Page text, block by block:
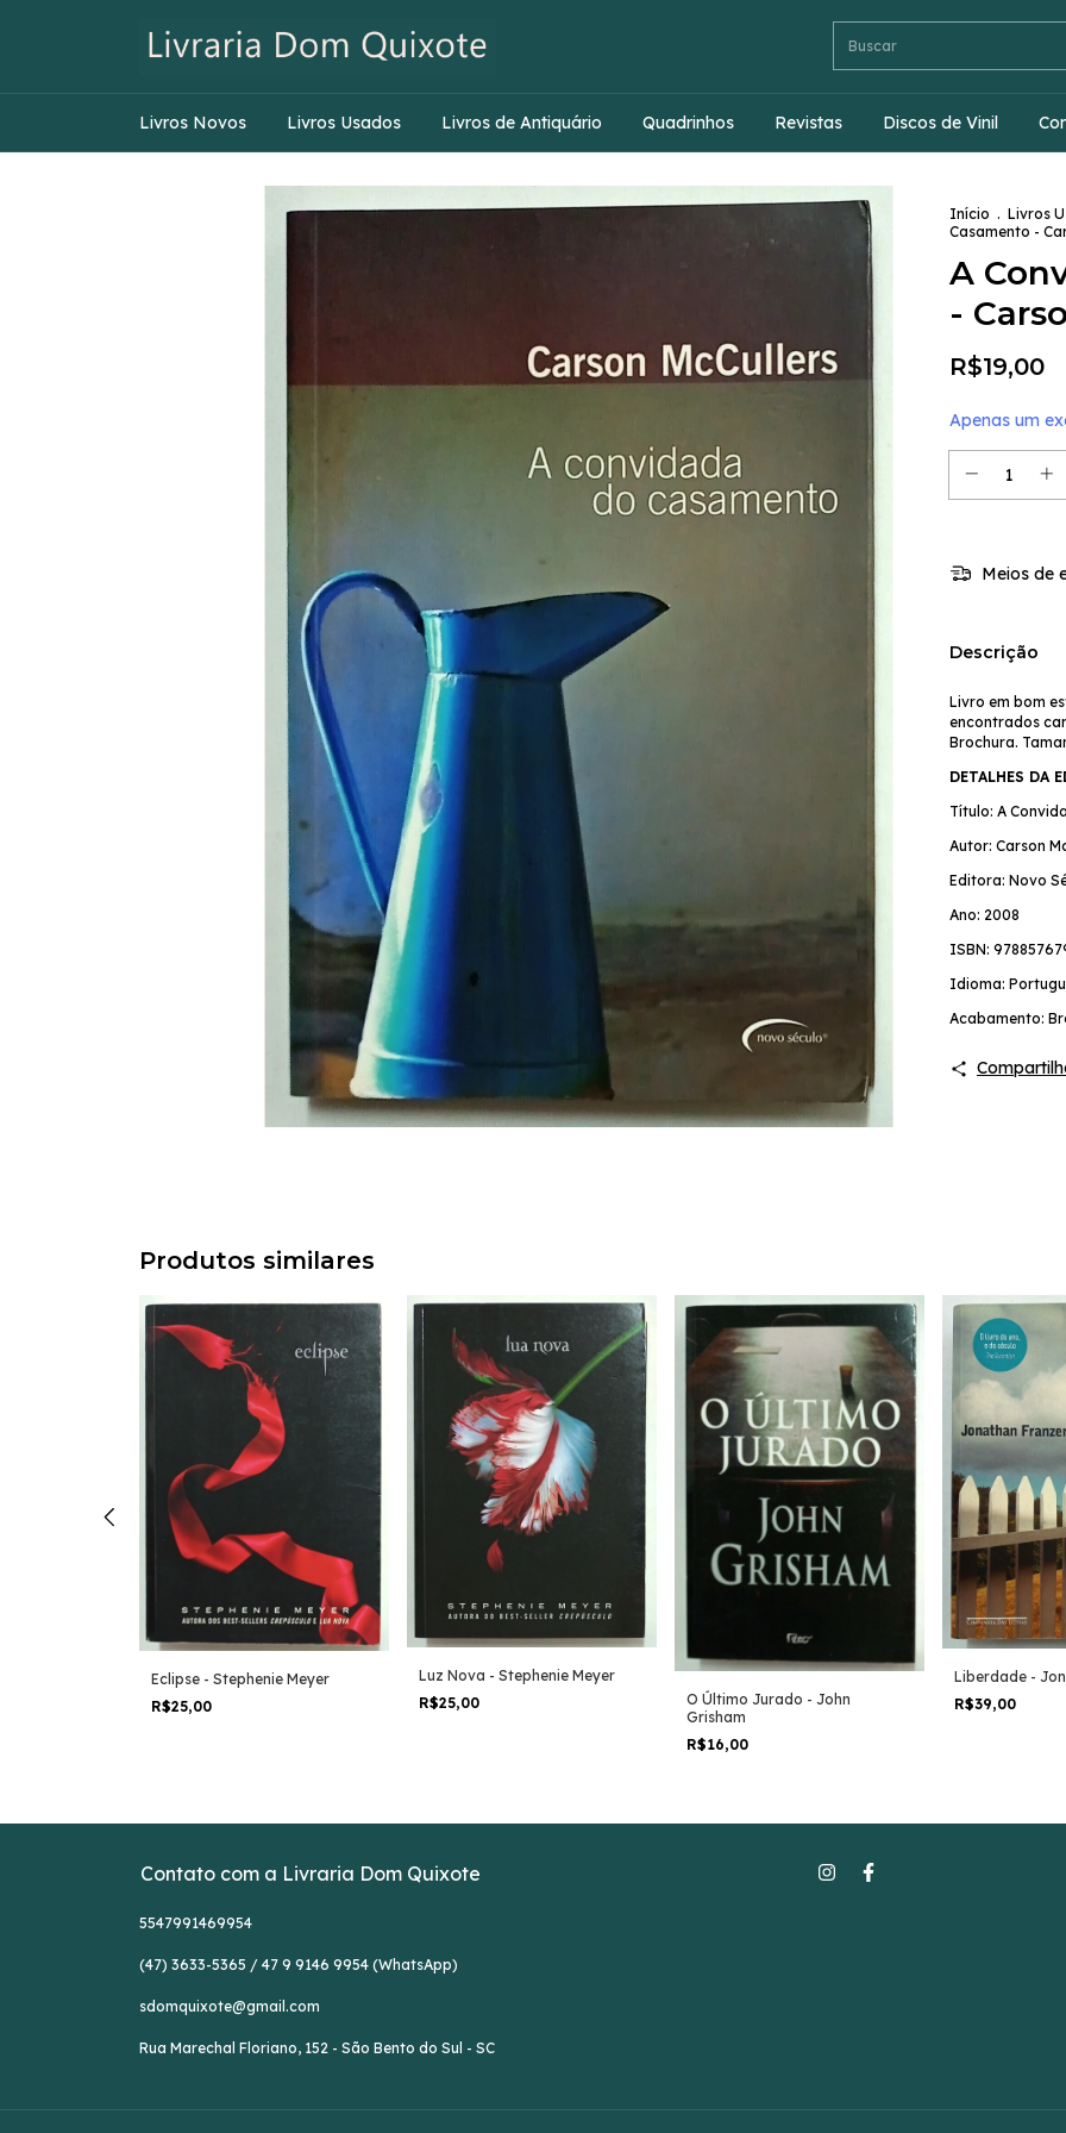
Livros Novos Livros Usados Livros de Antiquário Quadrinhos Revistas Discos de Vinil
Início . Livros
Casamento -
A
-
R$19,00
Apenas um
Meios de
Descrição
Livro em bom
encontrados
Brochura.
DETALHES DA
Título: A
Autor: Carson
Editora: Novo
Ano: 2008
ISBN:
Idioma:
Acabamento:
Produtos similares
Eclipse - Stephenie Meyer
R$25,00
Luz Nova - Stephenie Meyer
R$25,00
O Último Jurado - John
Grisham
R$16,00
Liberdade -
R$39,00
Contato com a Livraria Dom Quixote
5547991469954
(47) 3633-5365 / 47 9 9146 9954 (WhatsApp)
sdomquixote@gmail.com
Rua Marechal Floriano, 152 - São Bento do Sul - SC